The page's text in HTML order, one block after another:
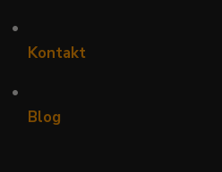
•
Kontakt
•
Blog